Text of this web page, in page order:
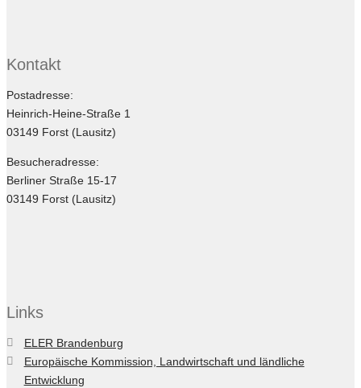
Kontakt
Postadresse:
Heinrich-Heine-Straße 1
03149 Forst (Lausitz)
Besucheradresse:
Berliner Straße 15-17
03149 Forst (Lausitz)
Links
ELER Brandenburg
Europäische Kommission, Landwirtschaft und ländliche
Entwicklung